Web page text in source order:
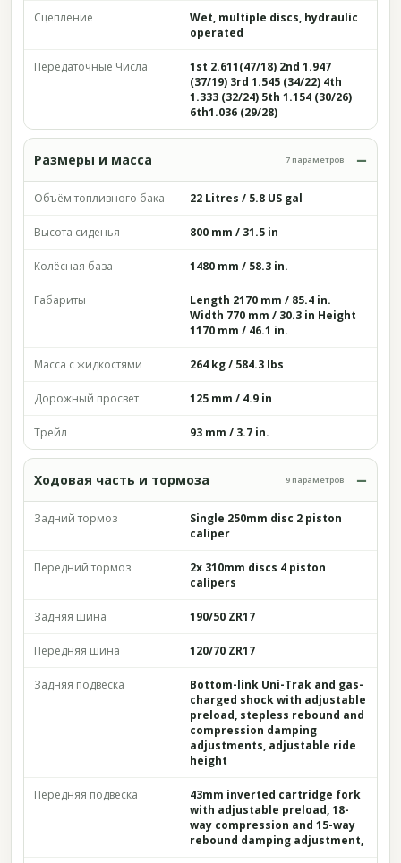
Сцепление
Wet, multiple discs, hydraulic
operated
Передаточные Числа
1st 2.611(47/18) 2nd 1.947
(37/19) 3rd 1.545 (34/22) 4th
1.333 (32/24) 5th 1.154 (30/26)
6th1.036 (29/28)
Размеры и масса 7 параметров
Объём топливного бака 22 Litres / 5.8 US gal
Высота сиденья 800 mm / 31.5 in
Колёсная база 1480 mm / 58.3 in.
Габариты
Length 2170 mm / 85.4 in.
Width 770 mm / 30.3 in Height
1170 mm / 46.1 in.
Масса с жидкостями 264 kg / 584.3 lbs
Дорожный просвет 125 mm / 4.9 in
Трейл 93 mm / 3.7 in.
Ходовая часть и тормоза 9 параметров
Задний тормоз
Single 250mm disc 2 piston
caliper
Передний тормоз
2x 310mm discs 4 piston
calipers
Задняя шина 190/50 ZR17
Передняя шина 120/70 ZR17
Задняя подвеска
Bottom-link Uni-Trak and gas-
charged shock with adjustable
preload, stepless rebound and
compression damping
adjustments, adjustable ride
height
Передняя подвеска
43mm inverted cartridge fork
with adjustable preload, 18-
way compression and 15-way
rebound damping adjustment,